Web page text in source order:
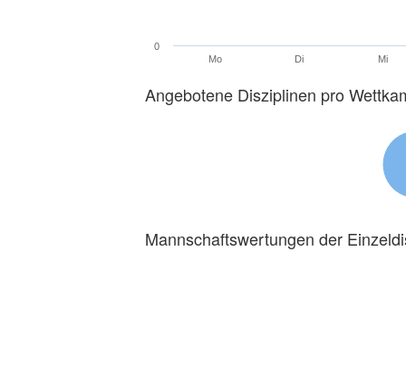
Mo Di Mi
0
Angebotene Disziplinen pro
Mannschaftswertungen der